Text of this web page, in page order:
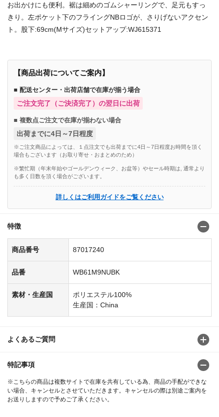
お出かけにも便利。裾は細めのゴムシャーリングで、足元もすっ
きり。左ポケット下のフライングNBロゴが、さりげないアクセン
ト。股下:69cm(Mサイズ)セットアップ:WJ615371
【商品出荷についてご案内】
■ 配送センター・出荷店舗で在庫が揃う場合
ご注文完了（ご決済完了）の翌日に出荷
■ 複数点ご注文で在庫が揃わない場合
出荷までに4日～7日程度
※ご注文商品によっては、１点注文でも出荷までに4日～7日程度お時間を頂く
場合もございます（お取り寄せ・おまとめのため）
※繁忙期（年末年始やゴールデンウィーク、お盆等）やセール時期は, 通常より
も多く日数を頂く場合がございます。
詳しくはご利用ガイドをご覧ください
特徴
商品番号 87017240
品番 WB61M9NUBK
素材・生産国
ポリエステル100%
生産国：China
よくあるご質問
特記事項
※こちらの商品は複数サイトで在庫を共有している為、商品の手配ができな
い場合、キャンセルとさせていただきます。キャンセルの際は別途ご案内を
お送りしますので予めご了承ください。